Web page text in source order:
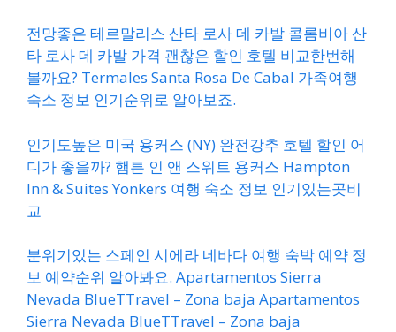
전망좋은 테르말리스 산타 로사 데 카발 콜롬비아 산
타 로사 데 카발 가격 괜찮은 할인 호텔 비교한번해
볼까요? Termales Santa Rosa De Cabal 가족여행
숙소 정보 인기순위로 알아보죠.
인기도높은 미국 용커스 (NY) 완전강추 호텔 할인 어
디가 좋을까? 햄튼 인 앤 스위트 용커스 Hampton
Inn & Suites Yonkers 여행 숙소 정보 인기있는곳비
교
분위기있는 스페인 시에라 네바다 여행 숙박 예약 정
보 예약순위 알아봐요. Apartamentos Sierra
Nevada BlueTTravel – Zona baja Apartamentos
Sierra Nevada BlueTTravel – Zona baja